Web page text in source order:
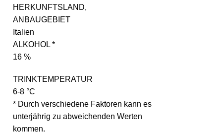
HERKUNFTSLAND,
ANBAUGEBIET
Italien
ALKOHOL *
16 %
TRINKTEMPERATUR
6-8 °C
* Durch verschiedene Faktoren kann es
unterjährig zu abweichenden Werten
kommen.